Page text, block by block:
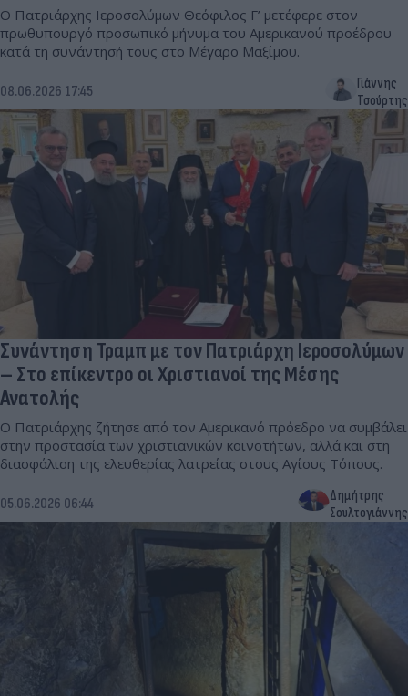
Ο Πατριάρχης Ιεροσολύμων Θεόφιλος Γ’ μετέφερε στον
πρωθυπουργό προσωπικό μήνυμα του Αμερικανού προέδρου
κατά τη συνάντησή τους στο Μέγαρο Μαξίμου.
08.06.2026 17:45
Γιάννης
Τσούρτης
Συνάντηση Τραμπ με τον Πατριάρχη Ιεροσολύμων
– Στο επίκεντρο οι Χριστιανοί της Μέσης
Ανατολής
Ο Πατριάρχης ζήτησε από τον Αμερικανό πρόεδρο να συμβάλει
στην προστασία των χριστιανικών κοινοτήτων, αλλά και στη
διασφάλιση της ελευθερίας λατρείας στους Αγίους Τόπους.
05.06.2026 06:44
Δημήτρης
Σουλτογιάννης